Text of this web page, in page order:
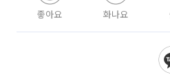
좋아요 화나요